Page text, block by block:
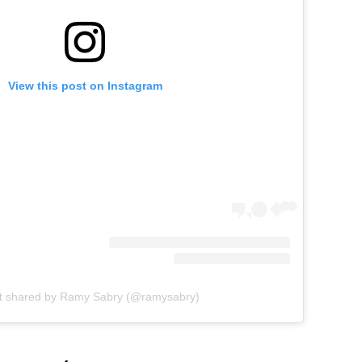
View this post on Instagram
shared by Ramy Sabry (@ramysabry)